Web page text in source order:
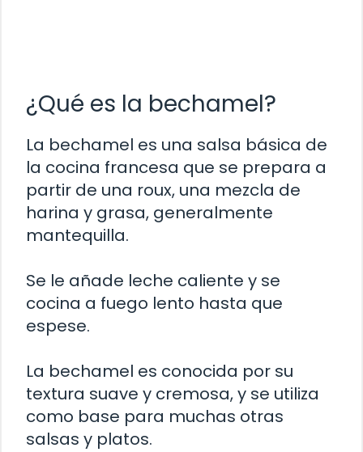
¿Qué es la bechamel?
La bechamel es una salsa básica de
la cocina francesa que se prepara a
partir de una roux, una mezcla de
harina y grasa, generalmente
mantequilla.
Se le añade leche caliente y se
cocina a fuego lento hasta que
espese.
La bechamel es conocida por su
textura suave y cremosa, y se utiliza
como base para muchas otras
salsas y platos.